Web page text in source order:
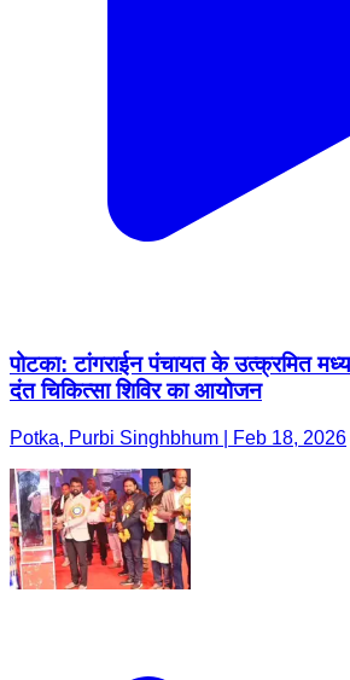
पोटका: टांगराईन पंचायत के उत्क्रमित
दंत चिकित्सा शिविर का आयोजन
Potka, Purbi Singhbhum | Feb 18, 2026